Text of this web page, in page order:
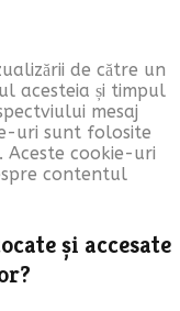
de către un
acesteia și timpul
mesaj
uri sunt folosite
cookie-uri
contentul
și accesate